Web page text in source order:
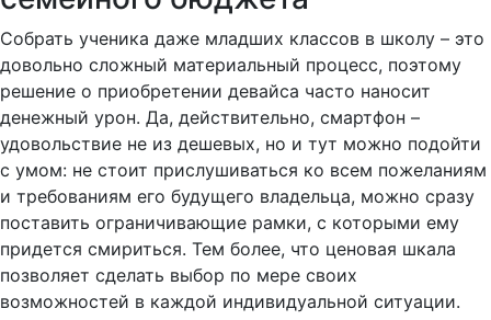
Собрать ученика даже младших классов в школу – это
довольно сложный материальный процесс, поэтому
решение о приобретении девайса часто наносит
денежный урон. Да, действительно, смартфон –
удовольствие не из дешевых, но и тут можно подойти
с умом: не стоит прислушиваться ко всем пожеланиям
и требованиям его будущего владельца, можно сразу
поставить ограничивающие рамки, с которыми ему
придется смириться. Тем более, что ценовая шкала
позволяет сделать выбор по мере своих
возможностей в каждой индивидуальной ситуации.